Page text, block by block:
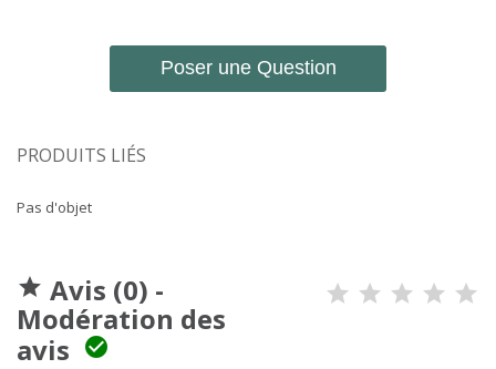
Poser une Question
PRODUITS LIÉS
Pas d'objet
 Avis (0) -
Modération des
avis
